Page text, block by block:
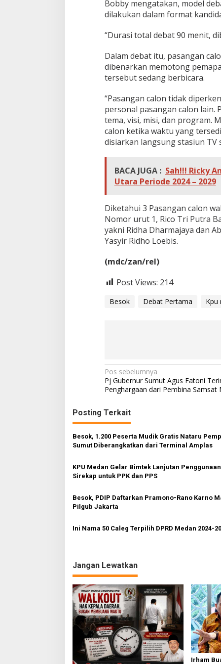
Bobby mengatakan, model
dilakukan dalam format
“Durasi total debat 90 menit,
Dalam debat itu, pasangan
dibenarkan memotong
tersebut sedang berbicara.
“Pasangan calon tidak
personal pasangan calon lain.
tema, visi, misi, dan program.
calon ketika waktu yang
disiarkan langsung stasiun TV
BACA JUGA : Sah!!! Ricky
Utara Periode 2024 – 2029
Diketahui 3 Pasangan calon
Nomor urut 1, Rico Tri Putra
yakni Ridha Dharmajaya dan
Yasyir Ridho Loebis.
(mdc/zan/rel)
Post Views: 214
Besok Debat Pertama Kpu
N
a
i
a
i
o
s
Pos sebelumnya
Pj Gubernur Sumut Agus Fatoni
Penghargaan dari Pembina Samsat
Posting Terkait
Besok, 1.200 Peserta Mudik Gratis Nataru
Sumut Diberangkatkan dari Terminal Amplas
KPU Medan Gelar Bimtek Lanjutan Penggunaan
Sirekap untuk PPK dan PPS
Besok, PDIP Daftarkan Pramono-Rano Karno
Pilgub Jakarta
Ini Nama 50 Caleg Terpilih DPRD Medan 2024-
Jangan Lewatkan
Irham